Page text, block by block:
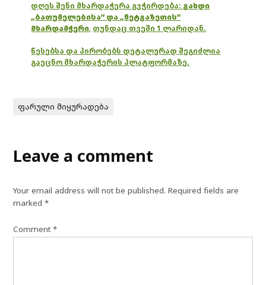
დღეს შენი მხარდაჭერა გვჭირდება: გახდი
„ბათუმელებისა“ და „ნეტგაზეთის“
მხარდამჭერი, თუნდაც თვეში 1 ლარიდან.
წესებსა და პირობებს დეტალურად შეგიძლია
გაეცნო მხარდაჭერის პლატფორმაზე.
ფარული მიყურადება
Leave a comment
Your email address will not be published. Required fields are
marked*
Comment*